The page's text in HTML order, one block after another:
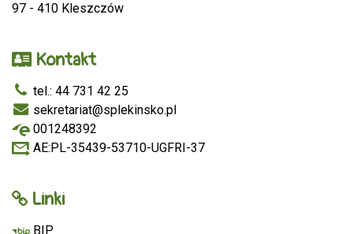
97 - 410 Kleszczów
Kontakt
tel.: 44 731 42 25
sekretariat@splekinsko.pl
001248392
AE:PL-35439-53710-UGFRI-37
Linki
BIP